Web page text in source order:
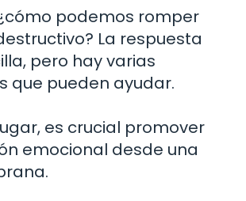
podemos romper
La respuesta
pero hay varias
que pueden ayudar.
es crucial promover
emocional desde una